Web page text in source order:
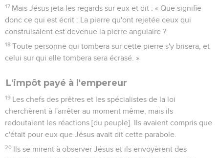
17 Mais Jésus jeta les regards sur eux et dit : « Que signifie
donc ce qui est écrit : La pierre qu'ont rejetée ceux qui
construisaient est devenue la pierre angulaire ?
18 Toute personne qui tombera sur cette pierre s'y brisera, et
celui sur qui elle tombera sera écrasé. »
L'impôt payé à l'empereur
19 Les chefs des prêtres et les spécialistes de la loi
cherchèrent à l'arrêter au moment même, mais ils
redoutaient les réactions [du peuple]. Ils avaient compris que
c'était pour eux que Jésus avait dit cette parabole.
20 Ils se mirent à observer Jésus et ils envoyèrent des